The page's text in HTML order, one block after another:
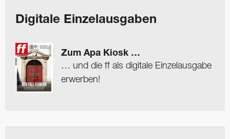
Digitale Einzelausgaben
Zum Apa Kiosk …
… und die ff als digitale Einzelausgabe
erwerben!